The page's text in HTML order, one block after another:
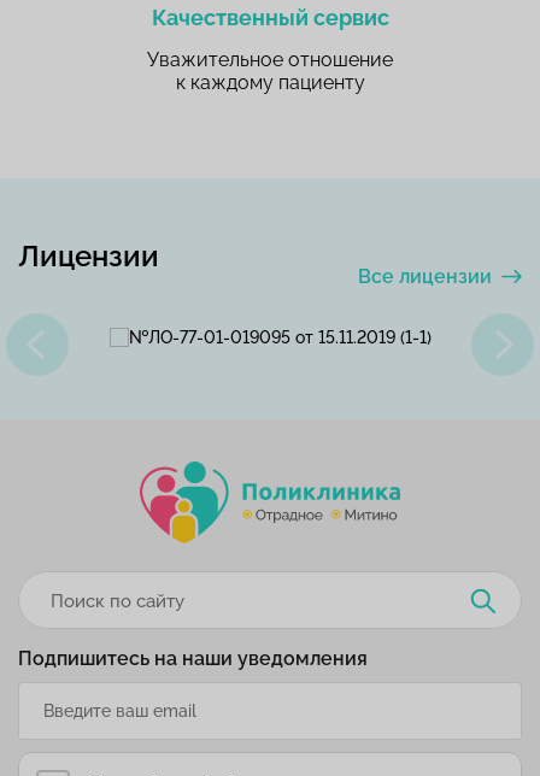
Качественный сервис
Уважительное отношение
к каждому пациенту
Лицензии
Все лицензии
Подпишитесь на наши уведомления